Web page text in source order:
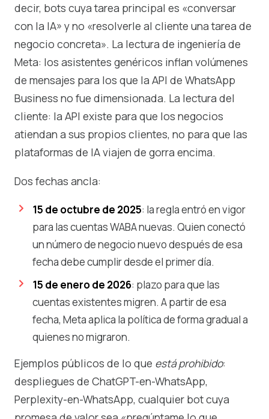
decir, bots cuya tarea principal es «conversar
con la IA» y no «resolverle al cliente una tarea de
negocio concreta». La lectura de ingeniería de
Meta: los asistentes genéricos inflan volúmenes
de mensajes para los que la API de WhatsApp
Business no fue dimensionada. La lectura del
cliente: la API existe para que los negocios
atiendan a sus propios clientes, no para que las
plataformas de IA viajen de gorra encima.
Dos fechas ancla:
15 de octubre de 2025: la regla entró en vigor
para las cuentas WABA nuevas. Quien conectó
un número de negocio nuevo después de esa
fecha debe cumplir desde el primer día.
15 de enero de 2026: plazo para que las
cuentas existentes migren. A partir de esa
fecha, Meta aplica la política de forma gradual a
quienes no migraron.
Ejemplos públicos de lo que está prohibido:
despliegues de ChatGPT-en-WhatsApp,
Perplexity-en-WhatsApp, cualquier bot cuya